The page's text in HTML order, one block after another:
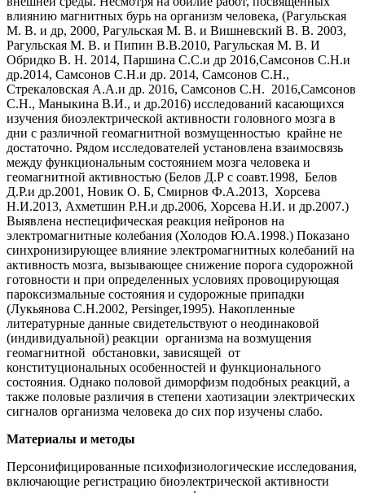
влиянию магнитных бурь на организм человека, (Рагульская
М. В. и др, 2000, Рагульская М. В. и Вишневский В. В. 2003,
Рагульская М. В. и Пипин В.В.2010, Рагульская М. В. И
Обридко В. Н. 2014, Паршина С.С.и др 2016,Самсонов С.Н.и
др.2014, Самсонов С.Н.и др. 2014, Самсонов С.Н.,
Стрекаловская А.А.и др. 2016, Самсонов С.Н. 2016,Самсонов
С.Н., Маныкина В.И., и др.2016) исследований касающихся
изучения биоэлектрической активности головного мозга в
дни с различной геомагнитной возмущенностью крайне не
достаточно. Рядом исследователей установлена взаимосвязь
между функциональным состоянием мозга человека и
геомагнитной активностью (Белов Д.Р с соавт.1998, Белов
Д.Р.и др.2001, Новик О. Б, Смирнов Ф.А.2013, Хорсева
Н.И.2013, Ахметшин Р.Н.и др.2006, Хорсева Н.И. и др.2007.)
Выявлена неспецифическая реакция нейронов на
электромагнитные колебания (Холодов Ю.А.1998.) Показано
синхронизирующее влияние электромагнитных колебаний на
активность мозга, вызывающее снижение порога судорожной
готовности и при определенных условиях провоцирующая
пароксизмальные состояния и судорожные припадки
(Лукьянова С.Н.2002, Persinger,1995). Накопленные
литературные данные свидетельствуют о неодинаковой
(индивидуальной) реакции организма на возмущения
геомагнитной обстановки, зависящей от
конституциональных особенностей и функционального
состояния. Однако половой диморфизм подобных реакций, а
также половые различия в степени хаотизации электрических
сигналов организма человека до сих пор изучены слабо.
Материалы и методы
Персонифицированные психофизиологические исследования,
включающие регистрацию биоэлектрической активности